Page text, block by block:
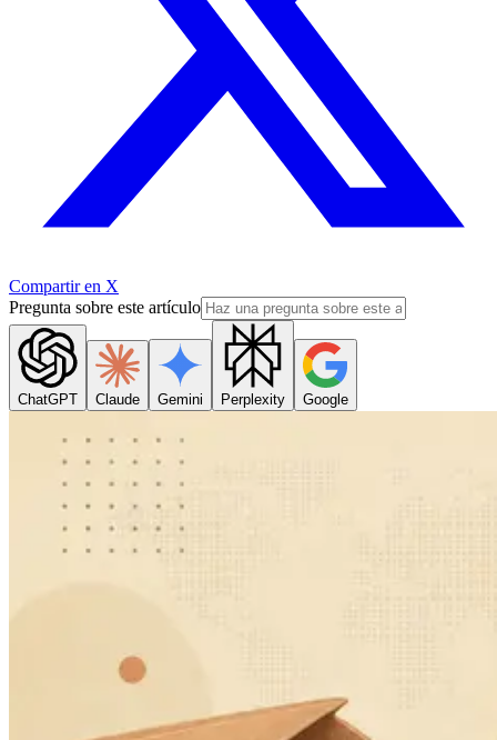
Compartir en X
Pregunta sobre este artículo
ChatGPT Claude Gemini Perplexity Google